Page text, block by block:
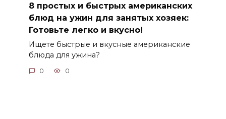
8 простых и быстрых американских
блюд на ужин для занятых хозяек:
Готовьте легко и вкусно!
Ищете быстрые и вкусные американские
блюда для ужина?
0 0